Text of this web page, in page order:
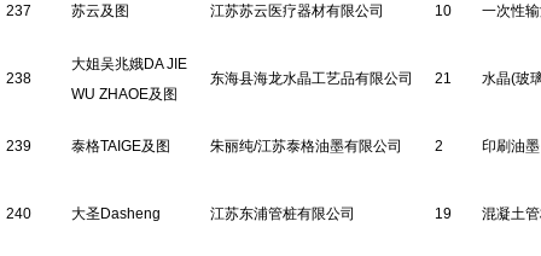
237 苏云及图 江苏苏云医疗器材有限公司 10 一次性
238
大姐吴兆娥DA JIE
WU ZHAOE及图
东海县海龙水晶工艺品有限公司 21 水晶(玻
239 泰格TAIGE及图 朱丽纯/江苏泰格油墨有限公司 2 印刷油墨
240 大圣Dasheng 江苏东浦管桩有限公司 19 混凝土